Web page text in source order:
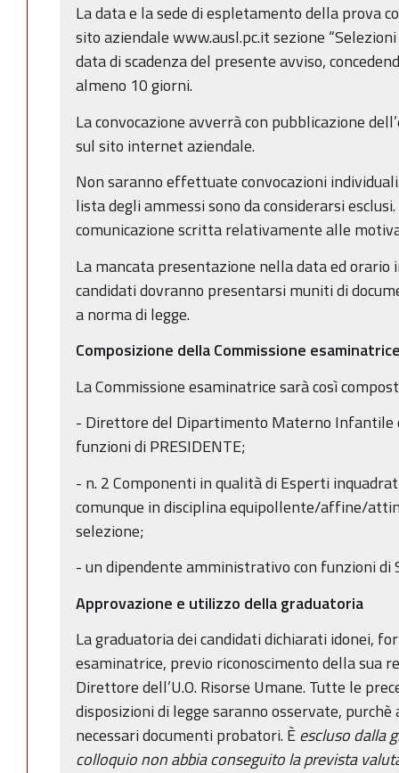
La data e la sede di espletamento della prova
sito aziendale www.ausl.pc.it sezione
data di scadenza del presente avviso,
almeno 10 giorni.
La convocazione avverrà con pubblicazione
sul sito internet aziendale.
Non saranno effettuate convocazioni
lista degli ammessi sono da considerarsi
comunicazione scritta relativamente alle
La mancata presentazione nella data ed orario
candidati dovranno presentarsi muniti di
a norma di legge.
Composizione della Commissione
La Commissione esaminatrice sarà così
- Direttore del Dipartimento Materno Infantile
funzioni di PRESIDENTE;
- n. 2 Componenti in qualità di Esperti
comunque in disciplina equipollente/affine/
selezione;
- un dipendente amministrativo con funzioni di
Approvazione e utilizzo della graduatoria
La graduatoria dei candidati dichiarati idonei,
esaminatrice, previo riconoscimento della sua
Direttore dell’U.O. Risorse Umane. Tutte le
disposizioni di legge saranno osservate,
necessari documenti probatori. Èescluso dalla
colloquio non abbia conseguito la prevista